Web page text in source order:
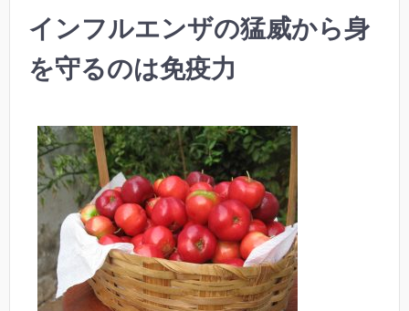
インフルエンザの猛威から身
を守るのは免疫力